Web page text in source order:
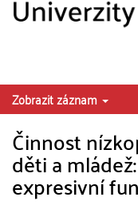
Zobrazit záznam
Činnost
děti a
expresivní